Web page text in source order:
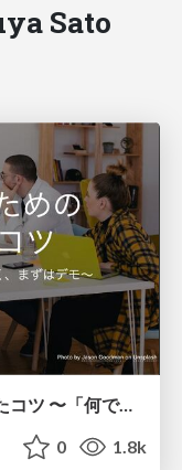
Sato
受託開発受注のためのちょっとしたコツ 〜「何でもかんでもやります」じゃなく、まずはデモ〜 / demonstation first
0 1.8k